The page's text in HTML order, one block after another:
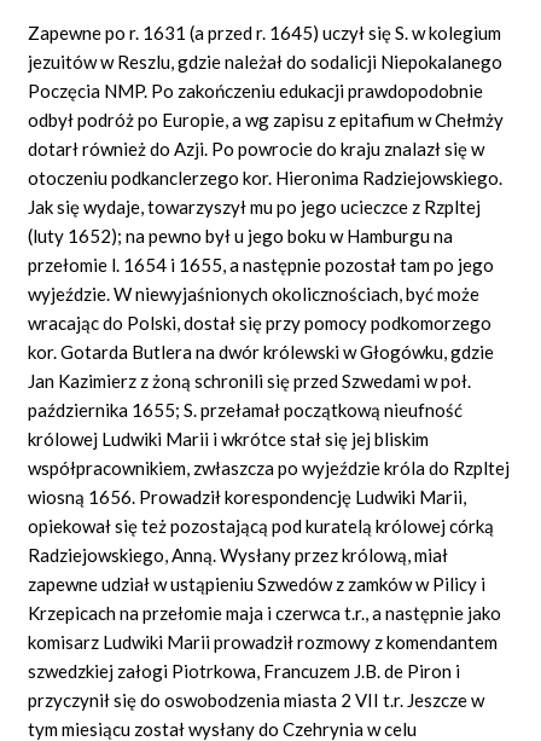
Zapewne po r. 1631 (a przed r. 1645) uczył się S. w kolegium
jezuitów w Reszlu, gdzie należał do sodalicji Niepokalanego
Poczęcia NMP. Po zakończeniu edukacji prawdopodobnie
odbył podróż po Europie, a wg zapisu z epitafium w Chełmży
dotarł również do Azji. Po powrocie do kraju znalazł się w
otoczeniu podkanclerzego kor. Hieronima Radziejowskiego.
Jak się wydaje, towarzyszył mu po jego ucieczce z Rzpltej
(luty 1652); na pewno był u jego boku w Hamburgu na
przełomie l. 1654 i 1655, a następnie pozostał tam po jego
wyjeździe. W niewyjaśnionych okolicznościach, być może
wracając do Polski, dostał się przy pomocy podkomorzego
kor. Gotarda Butlera na dwór królewski w Głogówku, gdzie
Jan Kazimierz z żoną schronili się przed Szwedami w poł.
października 1655; S. przełamał początkową nieufność
królowej Ludwiki Marii i wkrótce stał się jej bliskim
współpracownikiem, zwłaszcza po wyjeździe króla do Rzpltej
wiosną 1656. Prowadził korespondencję Ludwiki Marii,
opiekował się też pozostającą pod kuratelą królowej córką
Radziejowskiego, Anną. Wysłany przez królową, miał
zapewne udział w ustąpieniu Szwedów z zamków w Pilicy i
Krzepicach na przełomie maja i czerwca t.r., a następnie jako
komisarz Ludwiki Marii prowadził rozmowy z komendantem
szwedzkiej załogi Piotrkowa, Francuzem J.B. de Piron i
przyczynił się do oswobodzenia miasta 2 VII t.r. Jeszcze w
tym miesiącu został wysłany do Czehrynia w celu